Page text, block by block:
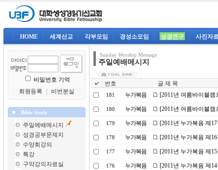
HOME 세계선교 각부모임 경성소모임 성경연구 사진자
비밀번호 기억
회원등록
비번분실
Bible Study
주일예배메시지
성경공부문제지
수양회강의
특강
구약강의자료실
Sunday Worship Message
주일예배메시지
번호 글 제 목
181 누가복음 [2011년 여름바이블
180 누가복음 [2011년 여름바이블
179 누가복음 [2011년 누가복음 제
178 누가복음 [2011년 누가복음 제
177 누가복음 [2011년 누가복음 제
176 누가복음 [2011년 누가복음 제